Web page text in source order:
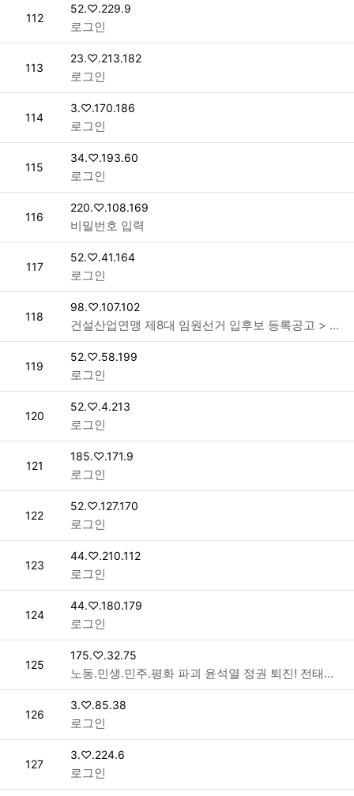
번호
112
접속자
52.♡.229.9
로그인
번호
113
접속자
23.♡.213.182
로그인
번호
114
접속자
3.♡.170.186
로그인
번호
115
접속자
34.♡.193.60
로그인
번호
116
접속자
220.♡.108.169
비밀번호 입력
번호
117
접속자
52.♡.41.164
로그인
번호
118
접속자
98.♡.107.102
건설산업연맹 제8대 임원선거 입후보 등록공고 > 공지사항
번호
119
접속자
52.♡.58.199
로그인
번호
120
접속자
52.♡.4.213
로그인
번호
121
접속자
185.♡.171.9
로그인
번호
122
접속자
52.♡.127.170
로그인
번호
123
접속자
44.♡.210.112
로그인
번호
124
접속자
44.♡.180.179
로그인
번호
125
접속자
175.♡.32.75
노동.민생.민주.평화 파괴 윤석열 정권 퇴진! 전태일열사 정신계승 2023 전국노동자대회 > 공지사항
번호
126
접속자
3.♡.85.38
로그인
번호
127
접속자
3.♡.224.6
로그인